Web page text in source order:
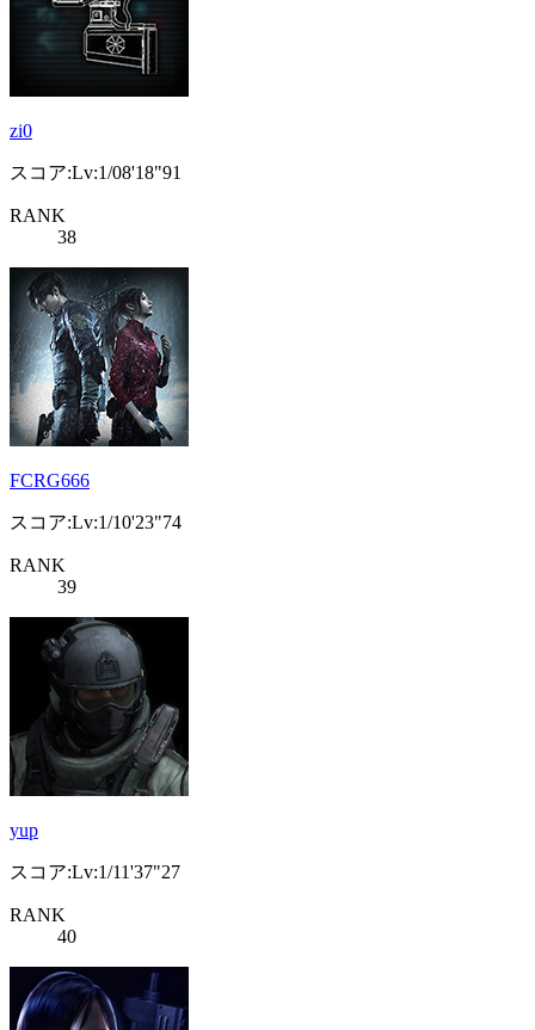
zi0
スコア:Lv:1/08'18"91
RANK
38
FCRG666
スコア:Lv:1/10'23"74
RANK
39
yup
スコア:Lv:1/11'37"27
RANK
40